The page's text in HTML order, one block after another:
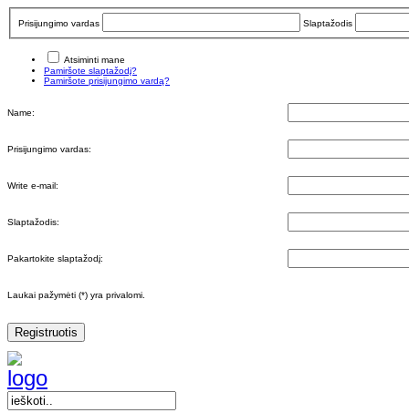
Prisijungimo vardas Slaptažodis
Atsiminti mane
Pamiršote slaptažodį?
Pamiršote prisijungimo vardą?
Name:
Prisijungimo vardas:
Write e-mail:
Slaptažodis:
Pakartokite slaptažodį:
Laukai pažymėti (*) yra privalomi.
Registruotis